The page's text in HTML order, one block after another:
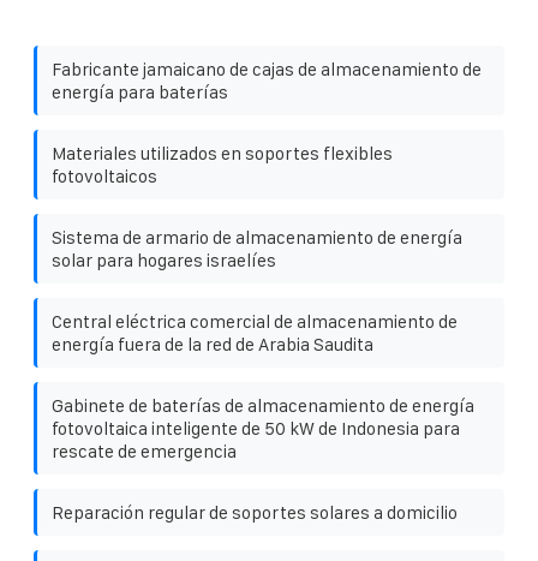
Fabricante jamaicano de cajas de almacenamiento de
energía para baterías
Materiales utilizados en soportes flexibles
fotovoltaicos
Sistema de armario de almacenamiento de energía
solar para hogares israelíes
Central eléctrica comercial de almacenamiento de
energía fuera de la red de Arabia Saudita
Gabinete de baterías de almacenamiento de energía
fotovoltaica inteligente de 50 kW de Indonesia para
rescate de emergencia
Reparación regular de soportes solares a domicilio